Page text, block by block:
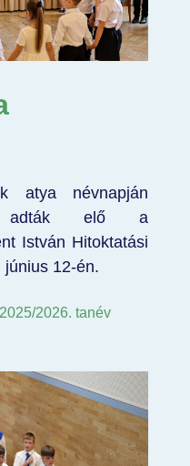
atya névnapján
adták elő a
István Hitoktatási
12-én.
2026. tanév